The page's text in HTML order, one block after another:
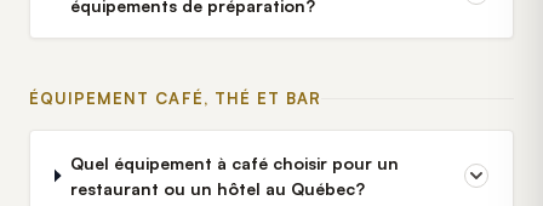
équipements de préparation?
ÉQUIPEMENT CAFÉ, THÉ ET BAR
Quel équipement à café choisir pour un
restaurant ou un hôtel au Québec?